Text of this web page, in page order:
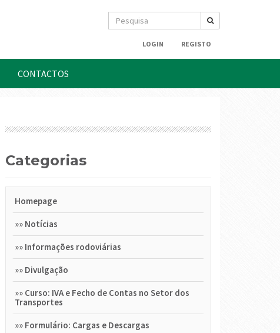
LOGIN REGISTO
CONTACTOS
Categorias
Homepage
»» Notícias
»» Informações rodoviárias
»» Divulgação
»» Curso: IVA e Fecho de Contas no Setor dos
Transportes
»» Formulário: Cargas e Descargas